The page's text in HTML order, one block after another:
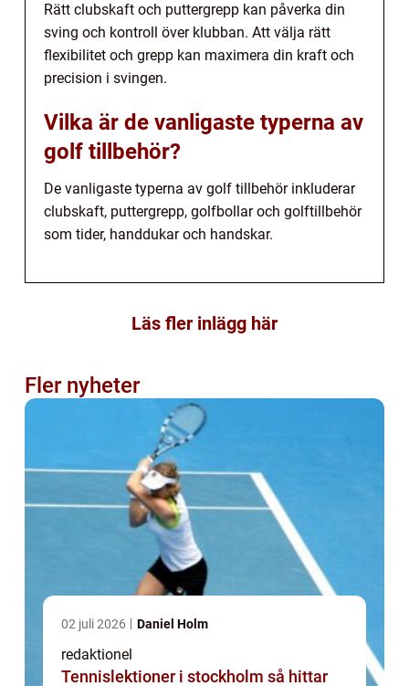
Rätt clubskaft och puttergrepp kan påverka din
sving och kontroll över klubban. Att välja rätt
flexibilitet och grepp kan maximera din kraft och
precision i svingen.
Vilka är de vanligaste typerna av
golf tillbehör?
De vanligaste typerna av golf tillbehör inkluderar
clubskaft, puttergrepp, golfbollar och golftillbehör
som tider, handdukar och handskar.
Läs fler inlägg här
Fler nyheter
02 juli 2026 Daniel Holm
redaktionel
Tennislektioner i stockholm så hittar